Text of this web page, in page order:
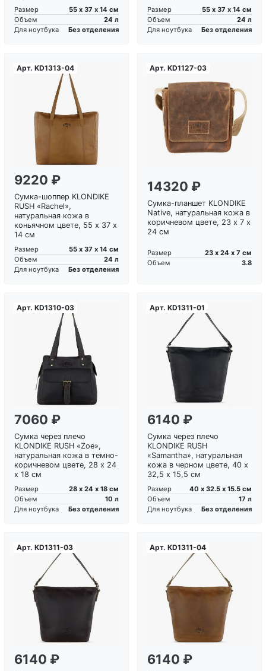
Размер
55 х 37 х 14 см
Объем
24 л
Для ноутбука
Без отделения
Размер
55 х 37 х 14 см
Объем
24 л
Для ноутбука
Без отделения
Арт. KD1313-04
Загрузка...
9220 ₽
Сумка-шоппер KLONDIKE
RUSH «Rachel»,
натуральная кожа в
коньячном цвете, 55 х 37 х
14 см
Размер
55 х 37 х 14 см
Объем
24 л
Для ноутбука
Без отделения
Арт. KD1127-03
Загрузка...
14320 ₽
Сумка-планшет KLONDIKE
Native, натуральная кожа в
коричневом цвете, 23 х 7 х
24 см
Размер
23 х 24 х 7 см
Объем
3.8
Арт. KD1310-03
Загрузка...
7060 ₽
Сумка через плечо
KLONDIKE RUSH «Zoe»,
натуральная кожа в темно-
коричневом цвете, 28 х 24
х 18 см
Размер
28 х 24 х 18 см
Объем
10 л
Для ноутбука
Без отделения
Арт. KD1311-01
Загрузка...
6140 ₽
Сумка через плечо
KLONDIKE RUSH
«Samantha», натуральная
кожа в черном цвете, 40 х
32,5 х 15,5 см
Размер
40 х 32.5 х 15.5 см
Объем
17 л
Для ноутбука
Без отделения
Арт. KD1311-03
Загрузка...
6140 ₽
Арт. KD1311-04
Загрузка...
6140 ₽